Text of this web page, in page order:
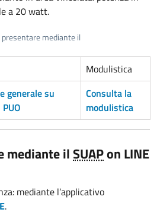
a 20 watt.
mediante il
Modulistica
generale su
Consulta la
modulistica
mediante ilSUAPon LINE
mediante l’applicativo
.